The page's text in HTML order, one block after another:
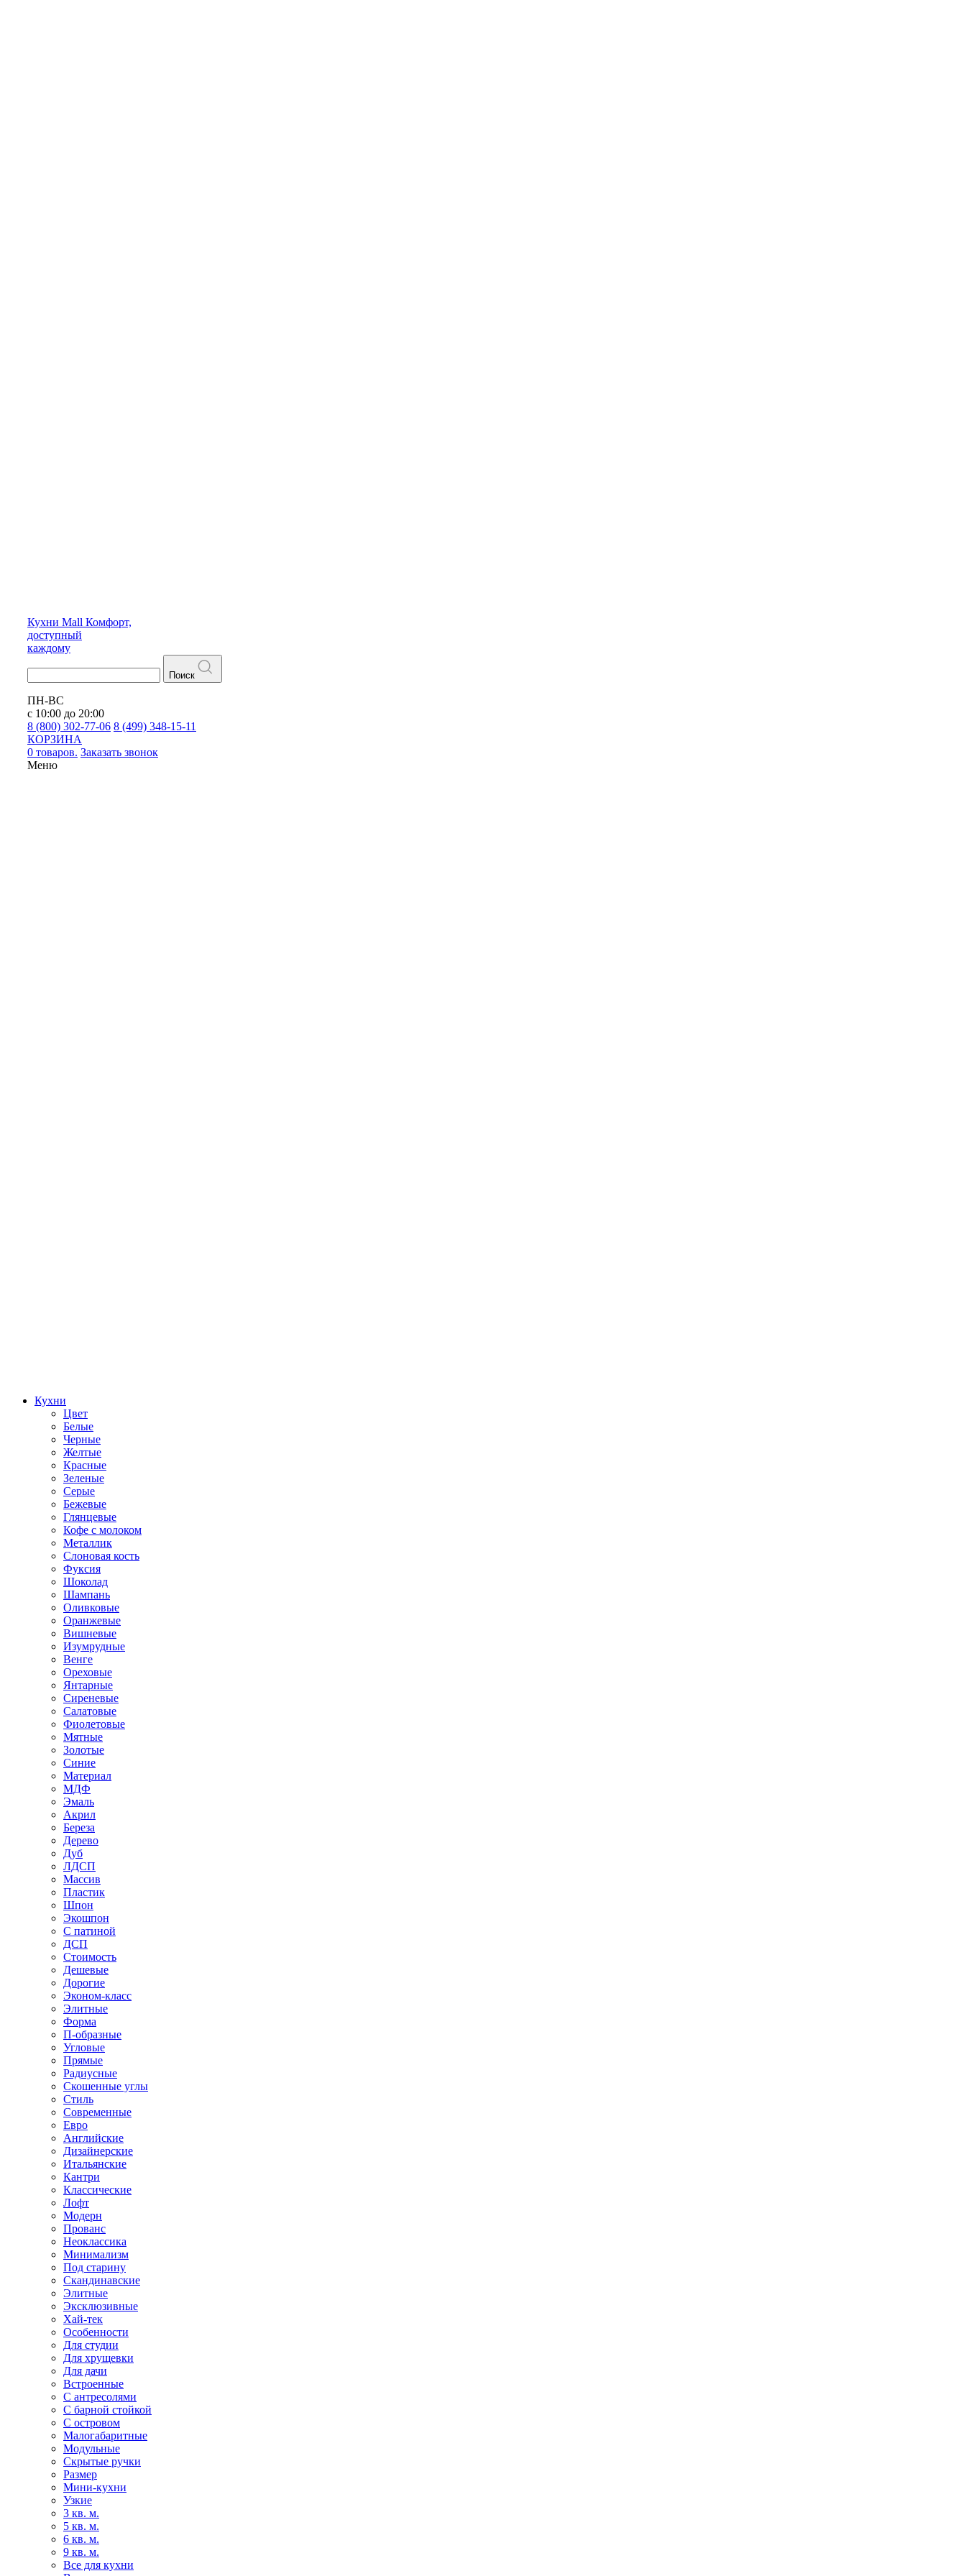
Кухни Mall Комфорт,
доступный
каждому
Поиск
ПН-ВС
с 10:00 до 20:00
8 (800) 302-77-06 8 (499) 348-15-11
КОРЗИНА
0 товаров. Заказать звонок
Меню
Кухни
Цвет
Белые
Черные
Желтые
Красные
Зеленые
Серые
Бежевые
Глянцевые
Кофе с молоком
Металлик
Слоновая кость
Фуксия
Шоколад
Шампань
Оливковые
Оранжевые
Вишневые
Изумрудные
Венге
Ореховые
Янтарные
Сиреневые
Салатовые
Фиолетовые
Мятные
Золотые
Синие
Материал
МДФ
Эмаль
Акрил
Береза
Дерево
Дуб
ЛДСП
Массив
Пластик
Шпон
Экошпон
С патиной
ДСП
Стоимость
Дешевые
Дорогие
Эконом-класс
Элитные
Форма
П-образные
Угловые
Прямые
Радиусные
Скошенные углы
Стиль
Современные
Евро
Английские
Дизайнерские
Итальянские
Кантри
Классические
Лофт
Модерн
Прованс
Неоклассика
Минимализм
Под старину
Скандинавские
Элитные
Эксклюзивные
Хай-тек
Особенности
Для студии
Для хрущевки
Для дачи
Встроенные
С антресолями
С барной стойкой
С островом
Малогабаритные
Модульные
Скрытые ручки
Размер
Мини-кухни
Узкие
3 кв. м.
5 кв. м.
6 кв. м.
9 кв. м.
Все для кухни